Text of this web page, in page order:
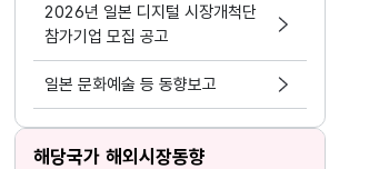
2026년 일본 디지털 시장개척단
참가기업 모집 공고
일본 문화예술 등 동향보고
해당국가 해외시장동향